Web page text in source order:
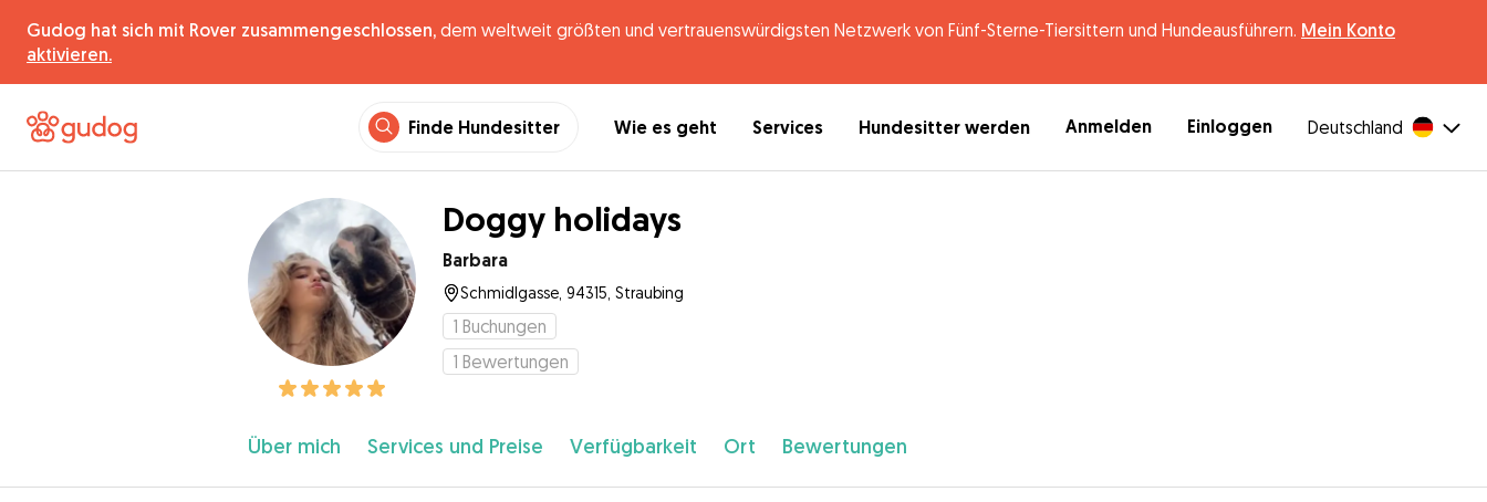
Gudog hat sich mit Rover zusammengeschlossen, dem weltweit größten und vertrauenswürdigsten Netzwerk von Fünf-Sterne-Tiersittern und Hundeausführern. Mein Konto
aktivieren.
Finde Hundesitter Wie es geht Services Hundesitter werden Anmelden Einloggen Deutschland
Doggy holidays
Barbara
Schmidlgasse, 94315, Straubing
1 Buchungen
1 Bewertungen
Über mich Services und Preise Verfügbarkeit Ort Bewertungen